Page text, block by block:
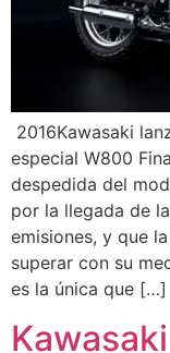
2016Kawasaki
especial W800
despedida del
por la llegada de
emisiones, y que
superar con su
es la única que […]